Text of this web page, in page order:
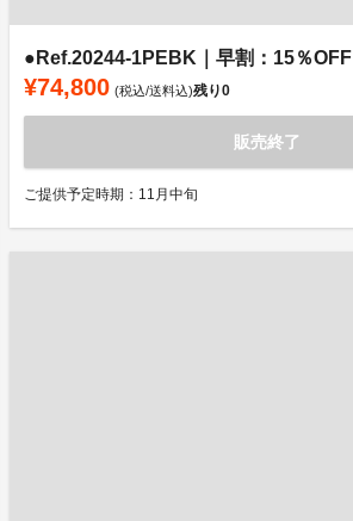
●Ref.20244-1PEBK｜早割：15％OFF
¥74,800 (税込/送料込)残り0
販売終了
ご提供予定時期：11月中旬